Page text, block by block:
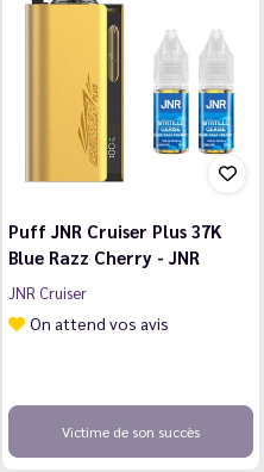
Puff JNR Cruiser Plus 37K
Blue Razz Cherry - JNR
JNR Cruiser
On attend vos avis
Victime de son succès